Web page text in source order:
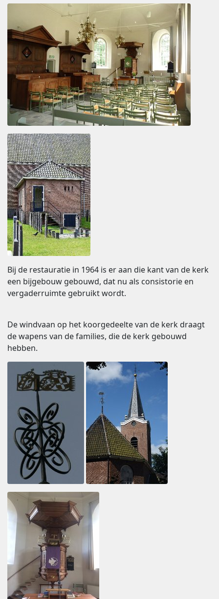
Bij de restauratie in 1964 is er aan die kant van de kerk
een bijgebouw gebouwd, dat nu als consistorie en
vergaderruimte gebruikt wordt.
De windvaan op het koorgedeelte van de kerk draagt
de wapens van de families, die de kerk gebouwd
hebben.